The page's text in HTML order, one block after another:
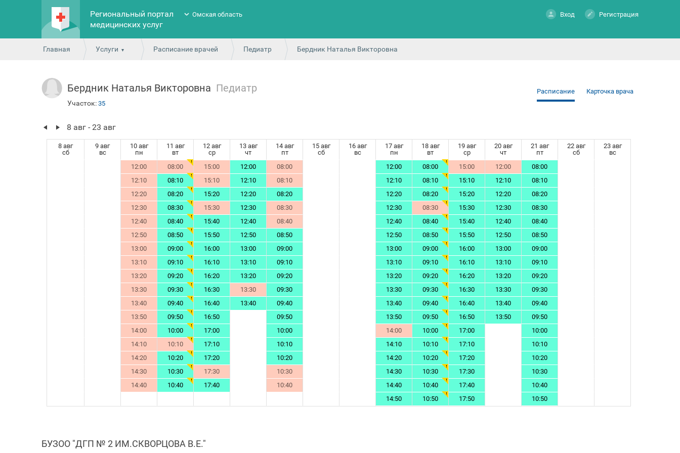
Региональный портал
медицинских услуг
Омская область Вход Регистрация
Главная Услуги Расписание врачей Педиатр Бердник Наталья Викторовна
Бердник Наталья Викторовна Педиатр
Участок: 35
Расписание Карточка врача
8 авг - 23 авг
8 авг
сб
9 авг
вс
10 авг
пн
11 авг
вт
12 авг
ср
13 авг
чт
14 авг
пт
15 авг
сб
16 авг
вс
17 авг
пн
18 авг
вт
19 авг
ср
20 авг
чт
21 авг
пт
22 авг
сб
23 авг
вс
12:00
08:00 15:00 12:00 08:00 12:00 08:00 15:00 12:00
08:00
12:10
08:10 15:10 12:10 08:10 12:10 08:10 15:10 12:10
08:10
12:20
08:20 15:20 12:20 08:20 12:20 08:20 15:20 12:20
08:20
12:30
08:30 15:30 12:30 08:30 12:30 08:30 15:30 12:30
08:30
12:40
08:40 15:40 12:40 08:40 12:40 08:40 15:40 12:40
08:40
12:50
08:50 15:50 12:50 08:50 12:50 08:50 15:50 12:50
08:50
13:00
09:00 16:00 13:00 09:00 13:00 09:00 16:00 13:00
09:00
13:10
09:10 16:10 13:10 09:10 13:10 09:10 16:10 13:10
09:10
13:20
09:20 16:20 13:20 09:20 13:20 09:20 16:20 13:20
09:20
13:30
09:30 16:30 13:30 09:30 13:30 09:30 16:30 13:30
09:30
13:40
09:40 16:40 13:40 09:40 13:40 09:40 16:40 13:40
09:40
13:50
09:50 16:50 09:50 13:50 09:50 16:50 13:50
09:50
14:00
10:00 17:00 10:00 14:00 10:00 17:00
10:00
14:10
10:10 17:10 10:10 14:10 10:10 17:10
10:10
14:20
10:20 17:20 10:20 14:20 10:20 17:20
10:20
14:30
10:30 17:30 10:30 14:30 10:30 17:30
10:30
14:40
10:40 17:40 10:40 14:40 10:40 17:40
10:40
14:50
10:50 17:50 10:50
БУЗОО "ДГП № 2 ИМ.СКВОРЦОВА В.Е."